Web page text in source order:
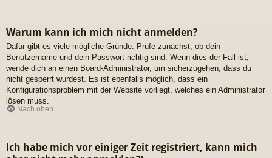
Warum kann ich mich nicht anmelden?
Dafür gibt es viele mögliche Gründe. Prüfe zunächst, ob dein
Benutzername und dein Passwort richtig sind. Wenn dies der Fall ist,
wende dich an einen Board-Administrator, um sicherzugehen, dass du
nicht gesperrt wurdest. Es ist ebenfalls möglich, dass ein
Konfigurationsproblem mit der Website vorliegt, welches ein Administrator
lösen muss.
Nach oben
Ich habe mich vor einiger Zeit registriert, kann mich